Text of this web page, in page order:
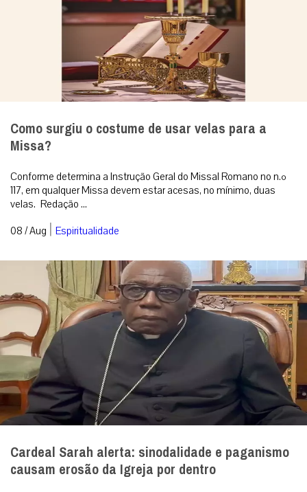
Como surgiu o costume de usar velas para a
Missa?
Conforme determina a Instrução Geral do Missal Romano no n.º
117, em qualquer Missa devem estar acesas, no mínimo, duas
velas. Redação ...
08 / Aug | Espiritualidade
Cardeal Sarah alerta: sinodalidade e paganismo
causam erosão da Igreja por dentro